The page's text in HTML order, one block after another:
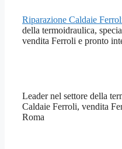
Riparazione Caldaie
della termoidraulica,
vendita Ferroli e pronto
Leader nel settore della
Caldaie Ferroli, vendita
Roma